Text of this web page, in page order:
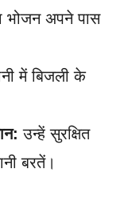
भोजन अपने पास
में बिजली के
उन्हें सुरक्षित
बरतें।